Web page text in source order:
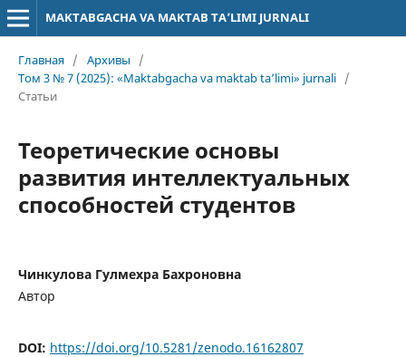
MAKTABGACHA VA MAKTAB TA’LIMI JURNALI
Главная / Архивы
/
Том 3 № 7 (2025): «Maktabgacha va maktab ta’limi» jurnali /
Статьи
Теоретические основы
развития интеллектуальных
способностей студентов
Чинкулова Гулмехра Бахроновна
Автор
DOI: https://doi.org/10.5281/zenodo.16162807